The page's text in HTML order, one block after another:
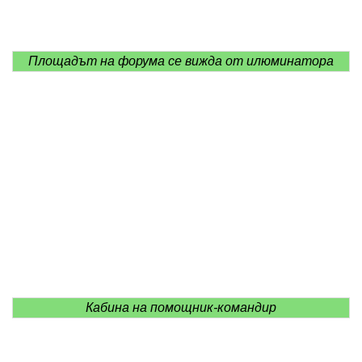
Площадът на форума се вижда от илюминатора
Кабина на помощник-командир